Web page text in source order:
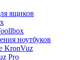
ящиков
ноутбуков
KronVuz
Pro